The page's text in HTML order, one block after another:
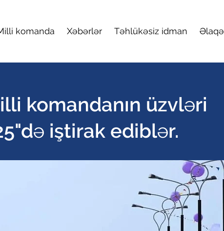
komanda Xəbərlər Təhlükəsiz idman Əlaqə
komandanın üzvləri
iştirak ediblər.